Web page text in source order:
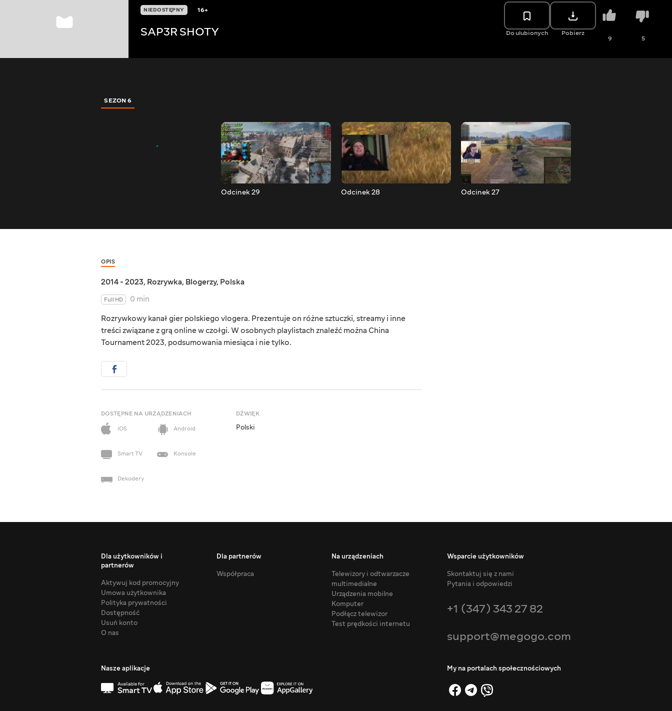
NIEDOSTĘPNY 16+
SAP3R SHOTY Do ulubionych Pobierz
9 5
SEZON 6
Odcinek 29 Odcinek 28 Odcinek 27
OPIS
2014 - 2023, Rozrywka, Blogerzy, Polska
Full HD
0 min
Rozrywkowy kanał gier polskiego vlogera. Prezentuje on różne sztuczki, streamy i inne
treści związane z grą online w czołgi. W osobnych playlistach znaleźć można China
Tournament 2023, podsumowania miesiąca i nie tylko.
DOSTĘPNE NA URZĄDZENIACH
iOS
Android
Smart TV Konsole
Dekodery
DŹWIĘK
Polski
Dla użytkowników i
partnerów
Aktywuj kod promocyjny
Umowa użytkownika
Polityka prywatności
Dostępność
Usuń konto
O nas
Dla partnerów
Współpraca
Na urządzeniach
Telewizory i odtwarzacze
multimedialne
Urządzenia mobilne
Komputer
Podłącz telewizor
Test prędkości internetu
Wsparcie użytkowników
Skontaktuj się z nami
Pytania i odpowiedzi
+1 (347) 343 27 82
support@megogo.com
Nasze aplikacje My na portalach społecznościowych